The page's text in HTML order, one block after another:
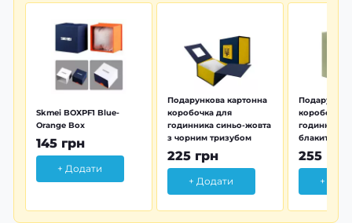
Skmei BOXPF1 Blue-
Orange Box
145 грн
+ Додати
Подарункова картонна
коробочка для
годинника синьо-жовта
з чорним тризубом
225 грн
+ Додати
коробочка
годинника
блакитна
255 грн
+